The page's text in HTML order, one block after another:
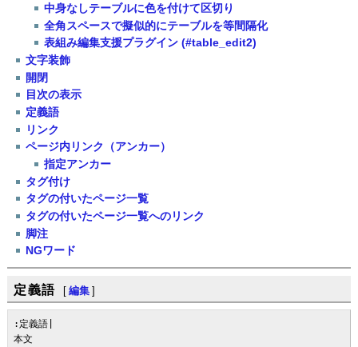
中身なしテーブルに色を付けて区切り
全角スペースで擬似的にテーブルを等間隔化
表組み編集支援プラグイン (#table_edit2)
文字装飾
開閉
目次の表示
定義語
リンク
ページ内リンク（アンカー）
指定アンカー
タグ付け
タグの付いたページ一覧
タグの付いたページ一覧へのリンク
脚注
NGワード
定義語 [ 編集 ]
:定義語|
本文